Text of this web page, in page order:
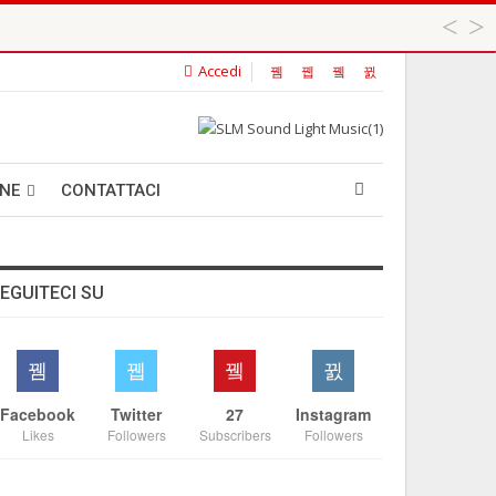
Accedi
CONTATTACI
SU
Facebook
Likes
Twitter
Followers
27
Subscribers
Instagram
Followers